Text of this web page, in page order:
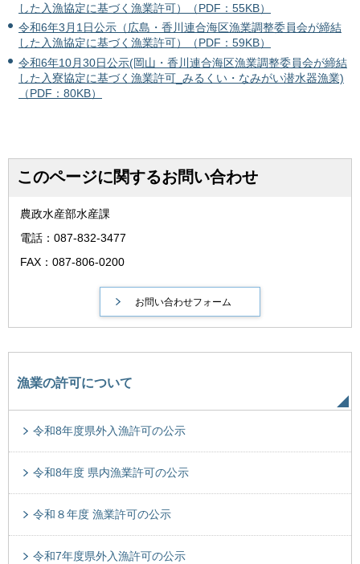
した入漁協定に基づく漁業許可）（PDF：55KB）
令和6年3月1日公示（広島・香川連合海区漁業調整委員会が締結
した入漁協定に基づく漁業許可）（PDF：59KB）
令和6年10月30日公示(岡山・香川連合海区漁業調整委員会が締結
した入寮協定に基づく漁業許可_みるくい・なみがい潜水器漁業)
（PDF：80KB）
このページに関するお問い合わせ
農政水産部水産課
電話：087-832-3477
FAX：087-806-0200
漁業の許可について
令和8年度県外入漁許可の公示
令和8年度 県内漁業許可の公示
令和８年度 漁業許可の公示
令和7年度県外入漁許可の公示